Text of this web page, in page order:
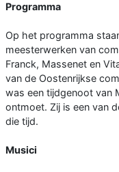
Programma
Op het programma
meesterwerken van
Franck, Massenet en
van de Oostenrijkse
was een tijdgenoot van
ontmoet. Zij is een van
die tijd.
Musici